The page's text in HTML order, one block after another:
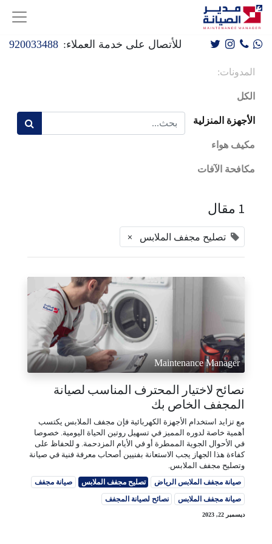
للأتصال على خدمة العملاء: 920033488
المدونات:
الكل
الأجهزة المنزلية
مكيف هواء
مكافحة الآفات
1 مقال
تصليح مجفف الملابس ×
Maintenance Manager
نصائح لاختيار المحترف المناسب لصيانة
المجفف الخاص بك
مع تزايد استخدام الأجهزة الكهربائية فإن مجفف الملابس يكتسب
أهمية خاصة لدوره المميز في تسهيل روتين الحياة اليومية. خصوصا
في الأحوال الجوية الممطرة أو في الأيام المزدحمة. و للحفاظ على
كفاءة هذا الجهاز يجب الاستعانة بفنيين أصحاب معرفة فنية في صيانة
وتصليح مجفف الملابس.
صيانة مجفف الملابس الرياض تصليح مجفف الملابس
صيانة مجفف
صيانة مجفف الملابس
نصائح لصيانة المجفف
ديسمبر 22, 2023